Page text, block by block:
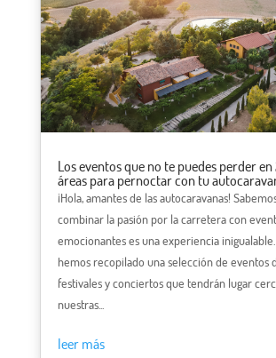
Los eventos que no te puedes perder
áreas para pernoctar con tu
¡Hola, amantes de las autocaravanas!
combinar la pasión por la carretera con
emocionantes es una experiencia
hemos recopilado una selección de eventos
festivales y conciertos que tendrán lugar
nuestras...
leer más